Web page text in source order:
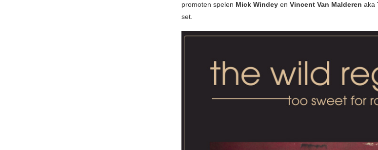
promoten spelen Mick Windey en Vincent Van Malderen aka
set.